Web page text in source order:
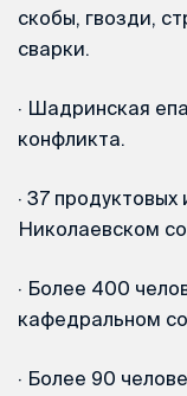
скобы, гвозди,
сварки.
· Шадринская
конфликта.
· 37
Николаевском
· Более 400
кафедральном
· Более 90